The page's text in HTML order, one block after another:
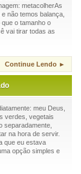
metacolherAs
não temos balança,
o tamanho o
vai tirar todas as
Continue Lendo ►
meu Deus,
verdes, vegetais
na hora de servir.
que eu estava
opção simples e